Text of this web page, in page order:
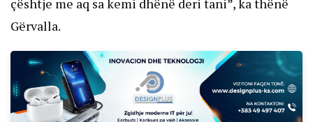
çështje me aq sa kemi dhënë deri tani”, ka thënë
Gërvalla.